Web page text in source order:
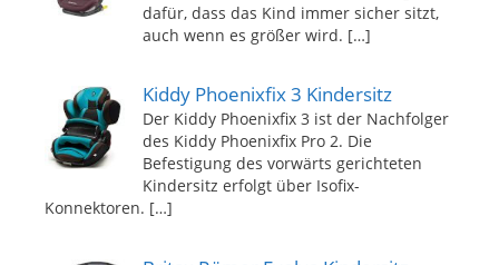
dafür, dass das Kind immer sicher sitzt,
auch wenn es größer wird. […]
Kiddy Phoenixfix 3 Kindersitz
Der Kiddy Phoenixfix 3 ist der Nachfolger
des Kiddy Phoenixfix Pro 2. Die
Befestigung des vorwärts gerichteten
Kindersitz erfolgt über Isofix-
Konnektoren. […]